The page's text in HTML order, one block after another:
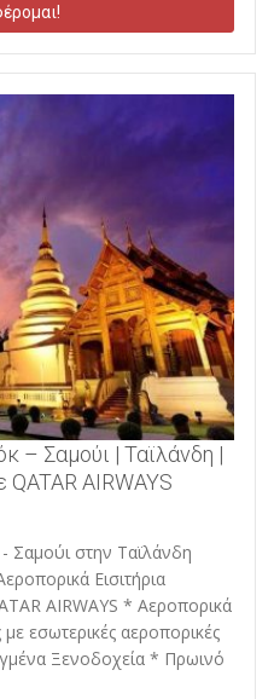
– Σαμούι | Ταϊλάνδη |
QATAR AIRWAYS
Σαμούι στην Ταϊλάνδη
Εισιτήρια
AIRWAYS * Αεροπορικά
εσωτερικές αεροπορικές
Ξενοδοχεία * Πρωινό